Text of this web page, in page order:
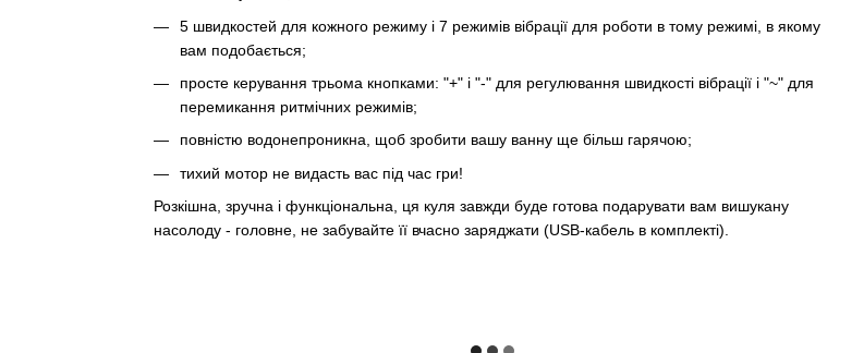
5 швидкостей для кожного режиму і 7 режимів вібрації для роботи в тому режимі, в якому
вам подобається;
просте керування трьома кнопками: "+" і "-" для регулювання швидкості вібрації і "~" для
перемикання ритмічних режимів;
повністю водонепроникна, щоб зробити вашу ванну ще більш гарячою;
тихий мотор не видасть вас під час гри!
Розкішна, зручна і функціональна, ця куля завжди буде готова подарувати вам вишукану
насолоду - головне, не забувайте її вчасно заряджати (USB-кабель в комплекті).